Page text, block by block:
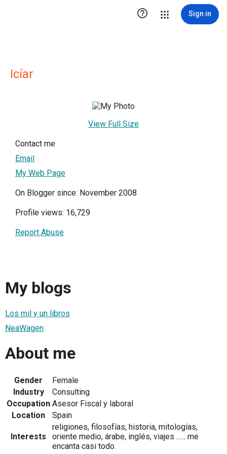
 Sign in
Icíar
View Full Size
Contact me
Email
My Web Page
On Blogger since: November 2008
Profile views: 16,729
Report Abuse
My blogs
Los mil y un libros
NeaWagen
About me
Gender
Female
Industry
Consulting
Occupation Asesor Fiscal y laboral
Location
Spain
Interests
religiones, filosofías, historia, mitologías,
oriente medio, árabe, inglés, viajes ...... me
encanta casi todo.